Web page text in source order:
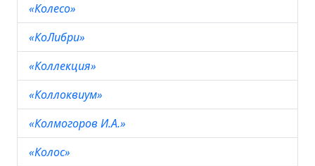
«Колесо»
«КоЛибри»
«Коллекция»
«Коллоквиум»
«Колмогоров И.А.»
«Колос»